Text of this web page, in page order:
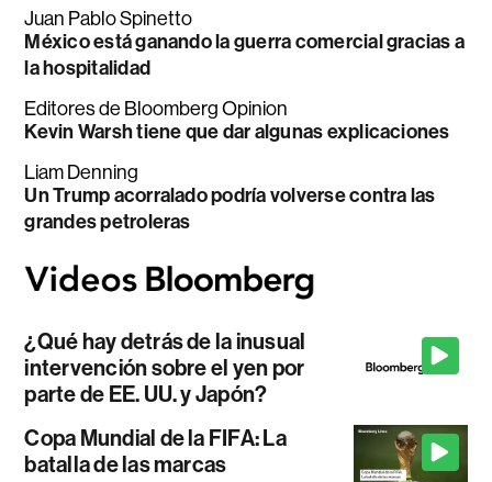
Juan Pablo Spinetto
México está ganando la guerra comercial gracias a
la hospitalidad
Editores de Bloomberg Opinion
Kevin Warsh tiene que dar algunas explicaciones
Liam Denning
Un Trump acorralado podría volverse contra las
grandes petroleras
¿Qué hay detrás de la inusual
intervención sobre el yen por
parte de EE. UU. y Japón?
Copa Mundial de la FIFA: La
batalla de las marcas